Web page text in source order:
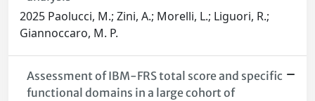
2025 Paolucci, M.; Zini, A.; Morelli, L.; Liguori, R.;
Giannoccaro, M. P.
Assessment of IBM-FRS total score and specific
functional domains in a large cohort of